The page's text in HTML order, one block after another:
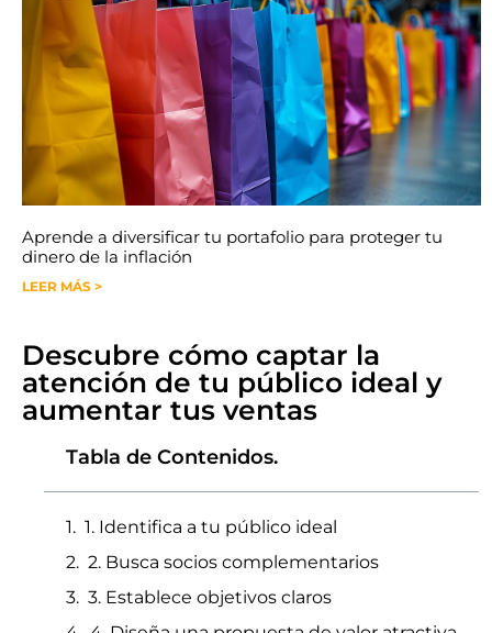
Aprende a diversificar tu portafolio para proteger tu
dinero de la inflación
LEER MÁS >
Descubre cómo captar la
atención de tu público ideal y
aumentar tus ventas
Tabla de Contenidos.
1. Identifica a tu público ideal
2. Busca socios complementarios
3. Establece objetivos claros